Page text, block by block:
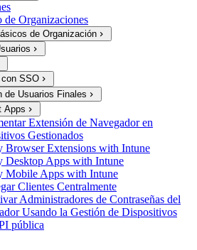
Organizaciones
de Organización
con SSO
de Usuarios Finales
Apps
Extensión de Navegador en
Gestionados
Browser Extensions with Intune
Desktop Apps with Intune
Mobile Apps with Intune
Clientes Centralmente
Administradores de Contraseñas del
Usando la Gestión de Dispositivos
pública